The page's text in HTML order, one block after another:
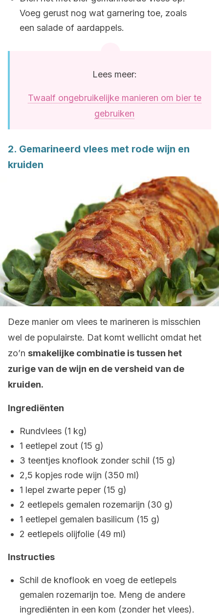
Voeg gerust nog wat garnering toe, zoals
een salade of aardappels.
Lees meer:
Twaalf ongebruikelijke manieren om bier te
gebruiken
2. Gemarineerd vlees met rode wijn en
kruiden
Deze manier om vlees te marineren is misschien
wel de populairste. Dat komt wellicht omdat het
zo’n smakelijke combinatie is tussen het
zurige van de wijn en de versheid van de
kruiden.
Ingrediënten
Rundvlees (1 kg)
1 eetlepel zout (15 g)
3 teentjes knoflook zonder schil (15 g)
2,5 kopjes rode wijn (350 ml)
1 lepel zwarte peper (15 g)
2 eetlepels gemalen rozemarijn (30 g)
1 eetlepel gemalen basilicum (15 g)
2 eetlepels olijfolie (49 ml)
Instructies
Schil de knoflook en voeg de eetlepels
gemalen rozemarijn toe. Meng de andere
ingrediënten in een kom (zonder het vlees).